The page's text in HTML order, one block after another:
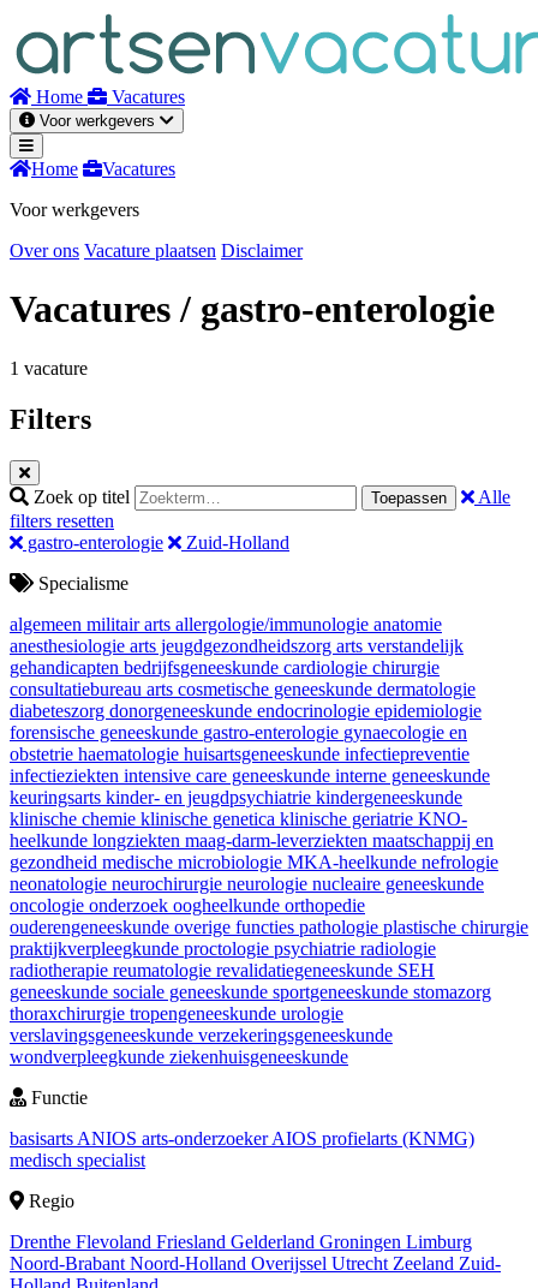
inhoud
Home Vacatures
Voor werkgevers
Home
Vacatures
Voor werkgevers
Over ons Vacature plaatsen Disclaimer
Vacatures/ gastro-enterologie
1 vacature
Filters
Zoek op titel Toepassen
Alle
filters resetten
gastro-enterologie
Zuid-Holland
Specialisme
algemeen militair arts allergologie/immunologie anatomie
anesthesiologie arts jeugdgezondheidszorg arts verstandelijk
gehandicapten bedrijfsgeneeskunde cardiologie chirurgie
consultatiebureau arts cosmetische geneeskunde dermatologie
diabeteszorg donorgeneeskunde endocrinologie epidemiologie
forensische geneeskunde gastro-enterologie gynaecologie en
obstetrie haematologie huisartsgeneeskunde infectiepreventie
infectieziekten intensive care geneeskunde interne geneeskunde
keuringsarts kinder- en jeugdpsychiatrie kindergeneeskunde
klinische chemie klinische genetica klinische geriatrie KNO-
heelkunde longziekten maag-darm-leverziekten maatschappij en
gezondheid medische microbiologie MKA-heelkunde nefrologie
neonatologie neurochirurgie neurologie nucleaire geneeskunde
oncologie onderzoek oogheelkunde orthopedie
ouderengeneeskunde overige functies pathologie plastische chirurgie
praktijkverpleegkunde proctologie psychiatrie radiologie
radiotherapie reumatologie revalidatiegeneeskunde SEH
geneeskunde sociale geneeskunde sportgeneeskunde stomazorg
thoraxchirurgie tropengeneeskunde urologie
verslavingsgeneeskunde verzekeringsgeneeskunde
wondverpleegkunde ziekenhuisgeneeskunde
Functie
basisarts ANIOS arts-onderzoekerAIOS profielarts (KNMG)
medisch specialist
Regio
Drenthe Flevoland Friesland Gelderland Groningen Limburg
Noord-Brabant Noord-Holland Overijssel Utrecht Zeeland Zuid-